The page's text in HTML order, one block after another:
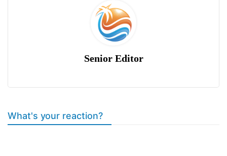
Senior Editor
What's your reaction?